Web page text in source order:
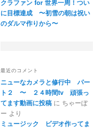
クラファン for 世界一周！つい
に目標達成 〜初雪の朝は祝い
のダルマ作りから〜
最近のコメント
ニューなカメラと修行中 パー
ト２ 〜 ２４時間tv 頑張っ
てます動画に投稿 に ちゃーぼ
ー より
ミュージック ビデオ作ってま